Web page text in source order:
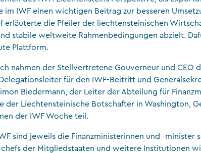
im IWF einen wichtigen Beitrag zur besseren
erläuterte die Pfeiler der liechtensteinischen
stabile weltweite Rahmenbedingungen abzielt.
Plattform.
nahmen der Stellvertretene Gouverneur und CEO
für den IWF-Beitritt und
Biedermann, der Leiter der Abteilung für
der Liechtensteinische Botschafter in Washington,
der IWF Woche teil.
sind jeweils die Finanzministerinnen und -minister
der Mitgliedstaaten und weitere Institutionen